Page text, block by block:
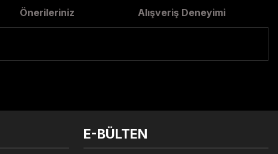
Önerileriniz Alışveriş Deneyimi
E-BÜLTEN